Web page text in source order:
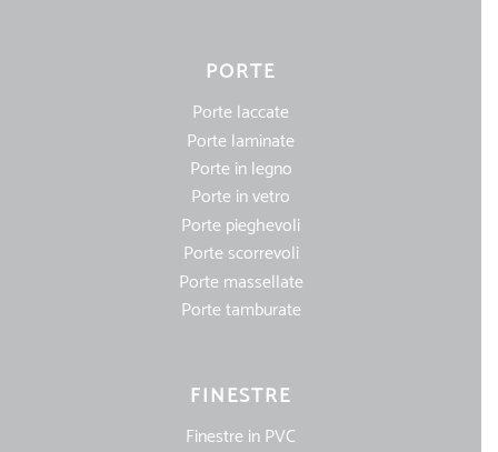
PORTE
Porte laccate
Porte laminate
Porte in legno
Porte in vetro
Porte pieghevoli
Porte scorrevoli
Porte massellate
Porte tamburate
FINESTRE
Finestre in PVC